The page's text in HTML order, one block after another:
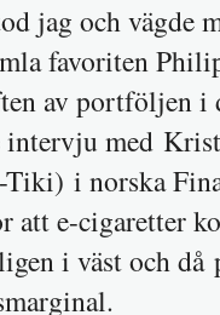
jag och vägde
favoriten
av portföljen i
intervju med
i norska
att e-cigaretter
i väst och då